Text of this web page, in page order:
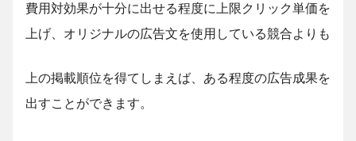
費用対効果が十分に出せる程度に上限クリック単価を
上げ、オリジナルの広告文を使用している競合よりも
上の掲載順位を得てしまえば、ある程度の広告成果を
出すことができます。